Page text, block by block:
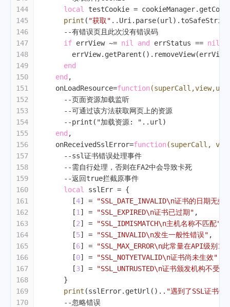
144
145
146
147
148
149
150
151
152
153
154
155
156
157
158
159
160
161
162
163
164
165
166
167
168
169
170
local
testCookie =
print ( "获取"
--有错误页且此次没有错误码
if errView ~= nil and errStatus == nil
end
end ,
    onLoadResource=
function
--页面资源加载监听
--可通过该方法获取网页上的资源
--print("加载资源: "..url)
end ,
    onReceivedSslError=
function(superCall,
--ssl证书错误处理事件
--需自行处理，否则在FA2中会导致卡死
--返回true拦截原事件
local
sslErr = {
        [
4] = "SSL_DATE_INVALID\n证书的日期无效"
        [
1 ] = "SSL_EXPIRED\n证书已过期" ,
        [
2] = "SSL_IDMISMATCH\n主机名称不匹配"
        [
5] = "SSL_INVALID\n发生一般性错误" ,
        [
6] =
"SSL_MAX_ERROR\n此常量在API级别
        [
0] = "SSL_NOTYETVALID\n证书尚未生效"
        [
3] =
"SSL_UNTRUSTED\n证书颁发机构不受
      }
print (sslError.getUrl().. "遇到了SSL证书
--忽略错误